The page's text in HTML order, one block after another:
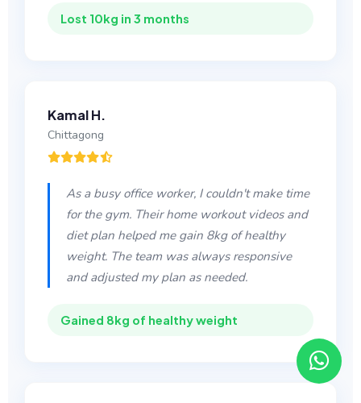
Lost 10kg in 3 months
Kamal H.
Chittagong
As a busy office worker, I couldn't make time
for the gym. Their home workout videos and
diet plan helped me gain 8kg of healthy
weight. The team was always responsive
and adjusted my plan as needed.
Gained 8kg of healthy weight